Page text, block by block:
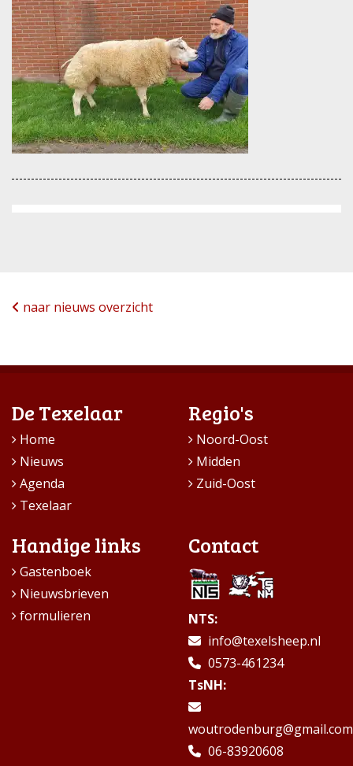
naar nieuws overzicht
De Texelaar
Home
Nieuws
Agenda
Texelaar
Regio's
Noord-Oost
Midden
Zuid-Oost
Handige links
Gastenboek
Nieuwsbrieven
formulieren
Contact
NTS:
info@texelsheep.nl
0573-461234
TsNH:
woutrodenburg@gmail.com
06-83920608